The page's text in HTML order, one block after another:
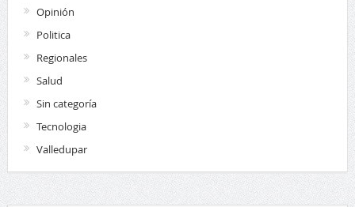
Opinión
Politica
Regionales
Salud
Sin categoría
Tecnologia
Valledupar